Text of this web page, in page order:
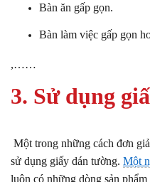
Bàn ăn gấp gọn.
Bàn làm việc gấp gọn
,……
3. Sử dụng
Một trong những cách đơn
sử dụng giấy dán tường. Một
luôn có những dòng sản